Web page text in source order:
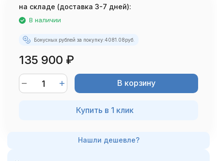
на складе (доставка 3-7 дней):
В наличии
Бонусных рублей за покупку:4081.08руб.
135 900 ₽
В корзину
Купить в 1 клик